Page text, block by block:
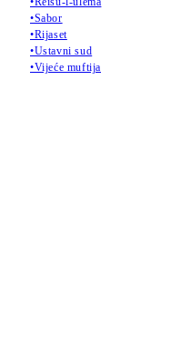
•Sabor
•Rijaset
•Ustavni sud
•Vijeće muftija